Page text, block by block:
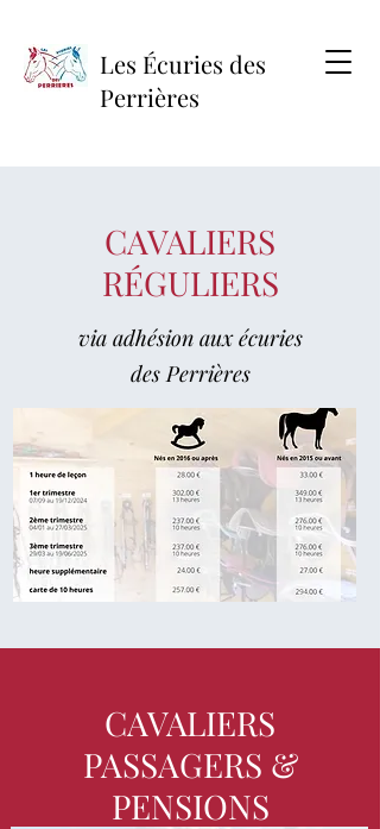
Les Écuries des
Perrières
CAVALIERS
RÉGULIERS
via adhésion aux écuries
desPerrières
CAVALIERS
PASSAGERS &
PENSIONS